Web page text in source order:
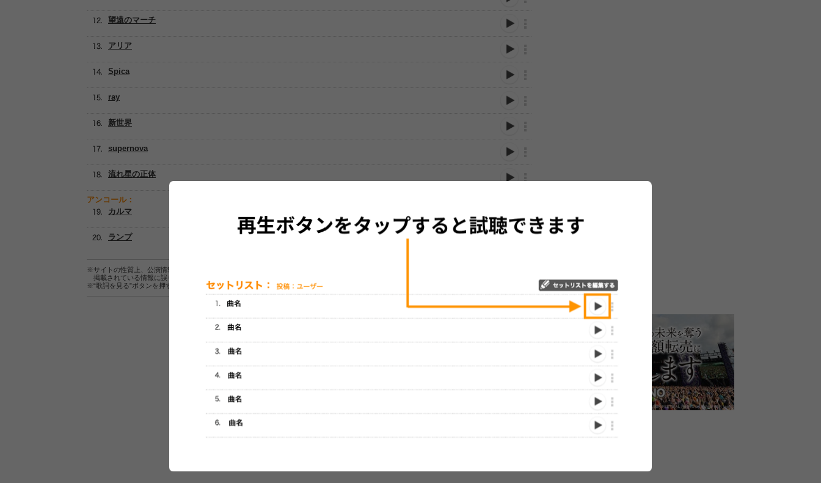
望遠のマーチ
アリア
Spica
ray
新世界
supernova
流れ星の正体
アンコール：
カルマ
ランプ
※サイトの性質上、公演情報およびセットリスト情報の正確性は保証されませんので、あらかじめご了承ください。
掲載されている情報に誤りがある場合は、
※“歌詞を見る”ボタンを押すと、株式会社ページワンが運営する歌詞サイト「歌ネット